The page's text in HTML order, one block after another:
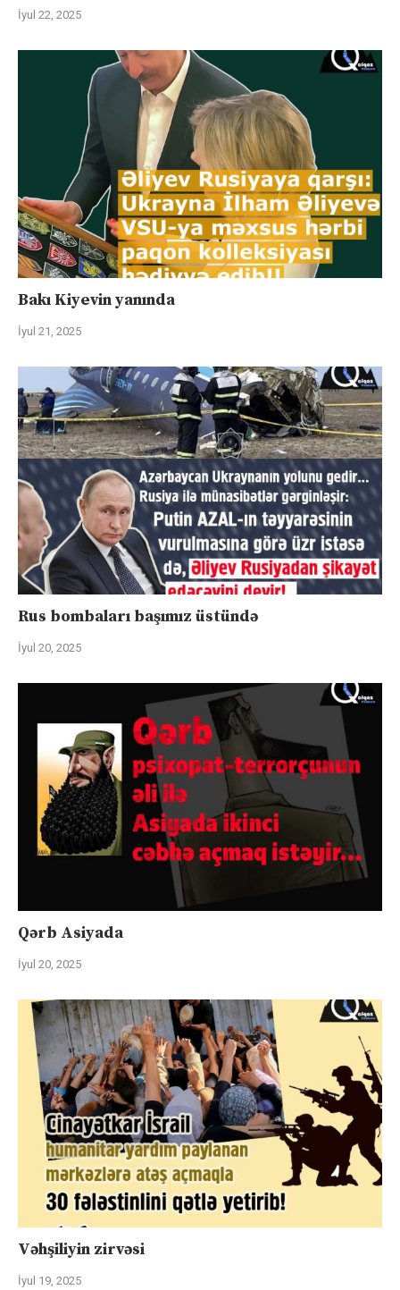
İyul 22, 2025
Bakı Kiyevin yanında
İyul 21, 2025
Rus bombaları başımız üstündə
İyul 20, 2025
Qərb Asiyada
İyul 20, 2025
Vəhşiliyin zirvəsi
İyul 19, 2025